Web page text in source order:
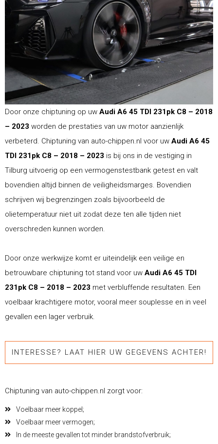
Door onze chiptuning op uw Audi A6 45 TDI 231pk C8 – 2018
– 2023 worden de prestaties van uw motor aanzienlijk
verbeterd. Chiptuning van auto-chippen.nl voor uw Audi A6 45
TDI 231pk C8 – 2018 – 2023 is bij ons in de vestiging in
Tilburg uitvoerig op een vermogenstestbank getest en valt
bovendien altijd binnen de veiligheidsmarges. Bovendien
schrijven wij begrenzingen zoals bijvoorbeeld de
olietemperatuur niet uit zodat deze ten alle tijden niet
overschreden kunnen worden.
Door onze werkwijze komt er uiteindelijk een veilige en
betrouwbare chiptuning tot stand voor uw Audi A6 45 TDI
231pk C8 – 2018 – 2023 met verbluffende resultaten. Een
voelbaar krachtigere motor, vooral meer souplesse en in veel
gevallen een lager verbruik.
INTERESSE? LAAT HIER UW GEGEVENS ACHTER!
Chiptuning van auto-chippen.nl zorgt voor:
Voelbaar meer koppel;
Voelbaar meer vermogen;
In de meeste gevallen tot minder brandstofverbruik;